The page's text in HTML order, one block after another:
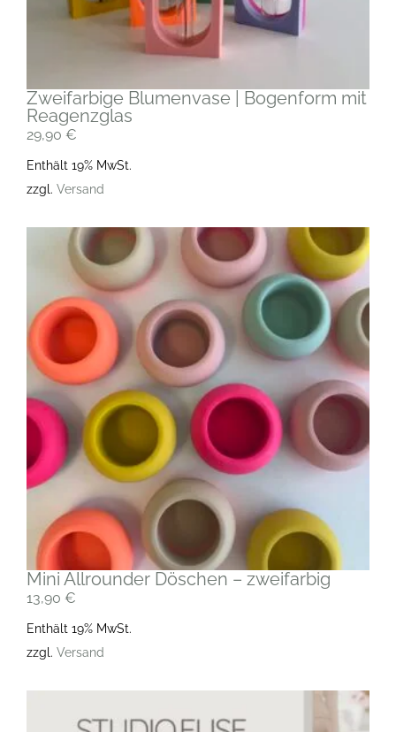
Zweifarbige Blumenvase | Bogenform mit
Reagenzglas
29,90 €
Enthält 19% MwSt.
zzgl. Versand
Mini Allrounder Döschen – zweifarbig
13,90 €
Enthält 19% MwSt.
zzgl. Versand